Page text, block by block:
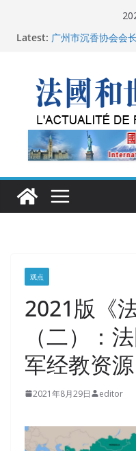
Latest: 广州市沉香协会会
从一杯沉香叶茶到
海南沉香文化考察
观点
2021版《
（二）：
军经教资源
2021年8月29日 editor